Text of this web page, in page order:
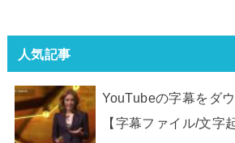
人気記事
YouTubeの字幕をダ
【字幕ファイル/文字